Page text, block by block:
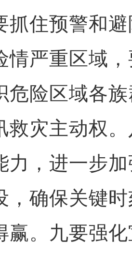
抓住预警和
情严重区域
危险区域各
救灾主动权
力，进一步
，确保关键
赢。九要强